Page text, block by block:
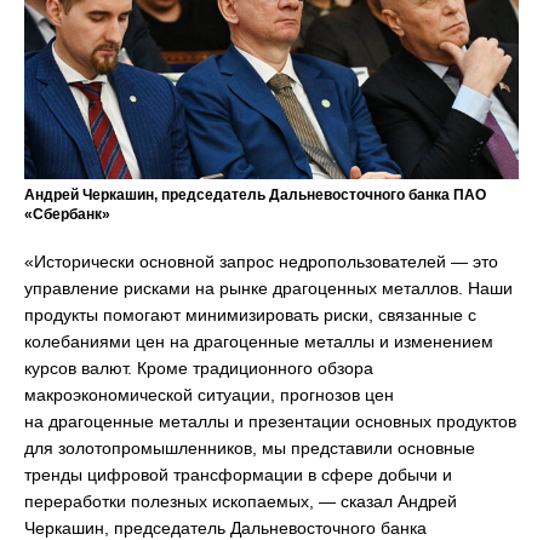
Андрей Черкашин, председатель Дальневосточного банка ПАО
«Сбербанк»
«Исторически основной запрос недропользователей — это
управление рисками на рынке драгоценных металлов. Наши
продукты помогают минимизировать риски, связанные с
колебаниями цен на драгоценные металлы и изменением
курсов валют. Кроме традиционного обзора
макроэкономической ситуации, прогнозов цен
на драгоценные металлы и презентации основных продуктов
для золотопромышленников, мы представили основные
тренды цифровой трансформации в сфере добычи и
переработки полезных ископаемых, — сказал Андрей
Черкашин, председатель Дальневосточного банка